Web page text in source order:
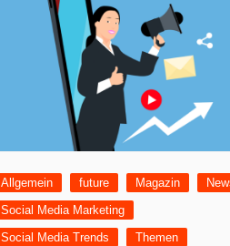
Allgemein future Magazin
Social Media Marketing
Social Media Trends
Themen